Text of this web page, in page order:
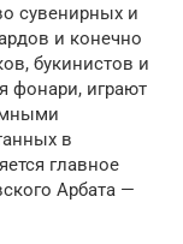
сувенирных и
и конечно
букинистов и
фонари, играют
в
главное
Арбата —